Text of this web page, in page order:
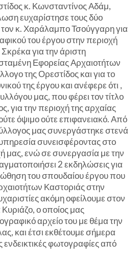
κ. Κωνσταντίνος Αδάμ,
ευχαρίστησε τους δύο
τον κ. Χαράλαμπο Τσούγγαρη για
του έργου στην περιοχή
για την άριστη
Εφορείας Αρχαιοτήτων
της Ορεστίδος και για το
της έργου και ανέφερε ότι ,
μας, που φέρει τον τίτλο
για την περιοχή της αρχαίας
όψιμο ούτε επιφανειακό. Από
μας συνεργάστηκε στενά
συνεισφέροντας στο
μας, ενώ σε συνεργασία με την
2 εκδηλώσεις για
του σπουδαίου έργου που
Καστοριάς στην
ακόμη οφείλουμε στον
ο οποίος μας
αρχείο του με θέμα την
και έτσι εκθέτουμε σήμερα
ενδεικτικές φωτογραφίες από